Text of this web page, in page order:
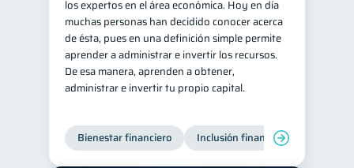
los expertos en el área económica. Hoy en día
muchas personas han decidido conocer acerca
de ésta, pues en una definición simple permite
aprender a administrar e invertir los recursos.
De esa manera, aprenden a obtener,
administrar e invertir tu propio capital.
Bienestar financiero Inclusión financiera